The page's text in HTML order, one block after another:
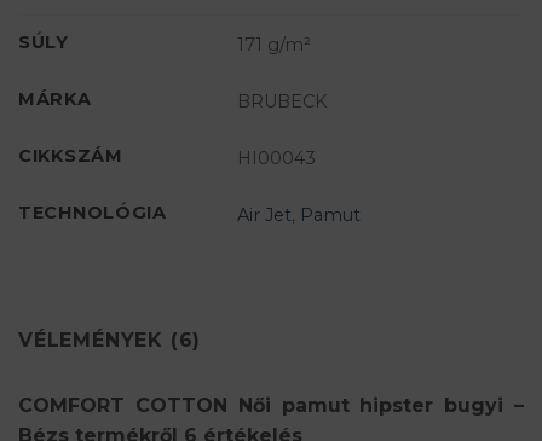
SÚLY 171 g/m²
MÁRKA BRUBECK
CIKKSZÁM HI00043
TECHNOLÓGIA Air Jet, Pamut
VÉLEMÉNYEK (6)
COMFORT COTTON Női pamut hipster bugyi –
Bézs termékről 6 értékelés